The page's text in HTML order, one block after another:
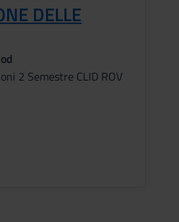
DELLE
2 Semestre CLID ROV